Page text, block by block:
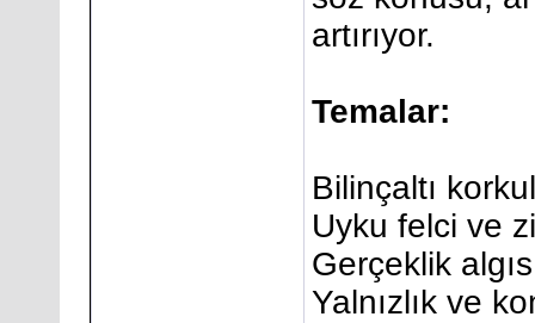
artırıyor.
Temalar:
Bilinçaltı
Uyku felci ve
Gerçeklik
Yalnızlık ve